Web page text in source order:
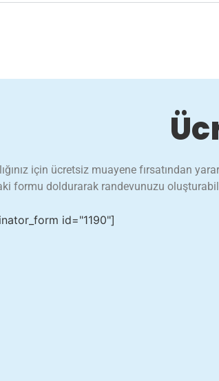
için ücretsiz muayene fırsatından
formu doldurarak randevunuzu
id="1190"]